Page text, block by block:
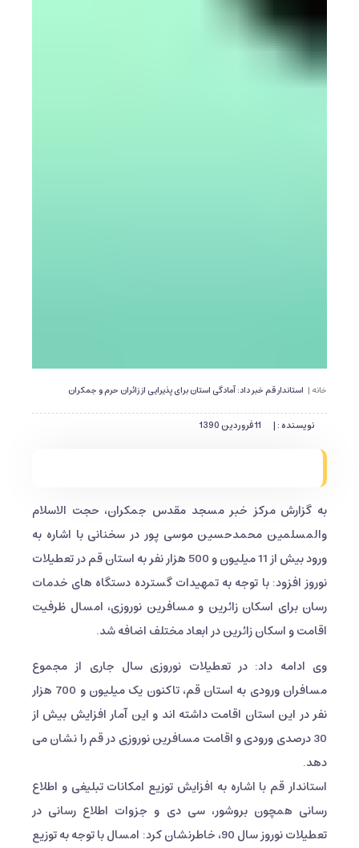
خانه | استاندار قم خبر داد: آمادگی استان برای پذیرایی از زائران حرم و جمکران
نویسنده : | 11 فروردین 1390
به گزارش مرکز خبر مسجد مقدس جمکران، حجت الاسلام
والمسلمین محمدحسین موسی پور در سخنانی با اشاره به
ورود بیش از 11 میلیون و 500 هزار نفر به استان قم در تعطیلات
نوروز افزود: با توجه به تمهیدات گسترده دستگاه های خدمات
رسان برای اسکان زائرین و مسافرین نوروزی، امسال ظرفیت
اقامت و اسکان زائرین در ابعاد مختلف اضافه شد.
وی ادامه داد: در تعطیلات نوروزی سال جاری از مجموع
مسافران ورودی به استان قم، تاکنون یک میلیون و 700 هزار
نفر در این استان اقامت داشته اند و این آمار افزایش بیش از
30 درصدی ورودی و اقامت مسافرین نوروزی در قم را نشان می
دهد.
استاندار قم با اشاره به افزایش توزیع امکانات تبلیغی و اطلاع
رسانی همچون بروشور، سی دی و جزوات اطلاع رسانی در
تعطیلات نوروز سال 90، خاطرنشان کرد: امسال با توجه به توزیع